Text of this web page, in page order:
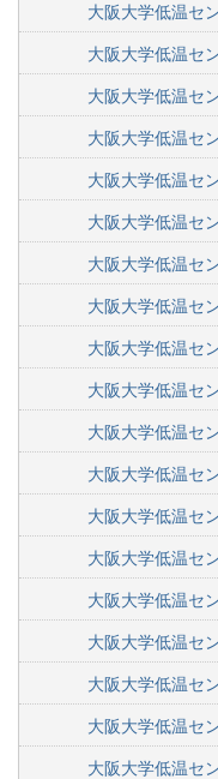
大阪大学低温セ
大阪大学低温セ
大阪大学低温セ
大阪大学低温セ
大阪大学低温セ
大阪大学低温セ
大阪大学低温セ
大阪大学低温セ
大阪大学低温セ
大阪大学低温セ
大阪大学低温セ
大阪大学低温セ
大阪大学低温セ
大阪大学低温セ
大阪大学低温セ
大阪大学低温セ
大阪大学低温セ
大阪大学低温セ
大阪大学低温セ